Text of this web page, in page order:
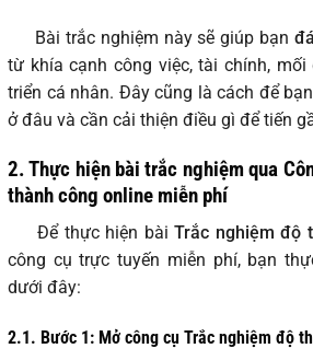
Bài trắc nghiệm này sẽ giúp bạn
từ khía cạnh công việc, tài chính,
triển cá nhân. Đây cũng là cách để
ở đâu và cần cải thiện điều gì để tiến
2. Thực hiện bài trắc nghiệm qua
thành công online miễn phí
Để thực hiện bàiTrắc nghiệm độ
công cụ trực tuyến miễn phí, bạn
dưới đây:
2.1. Bước 1: Mở công cụ Trắc nghiệm độ